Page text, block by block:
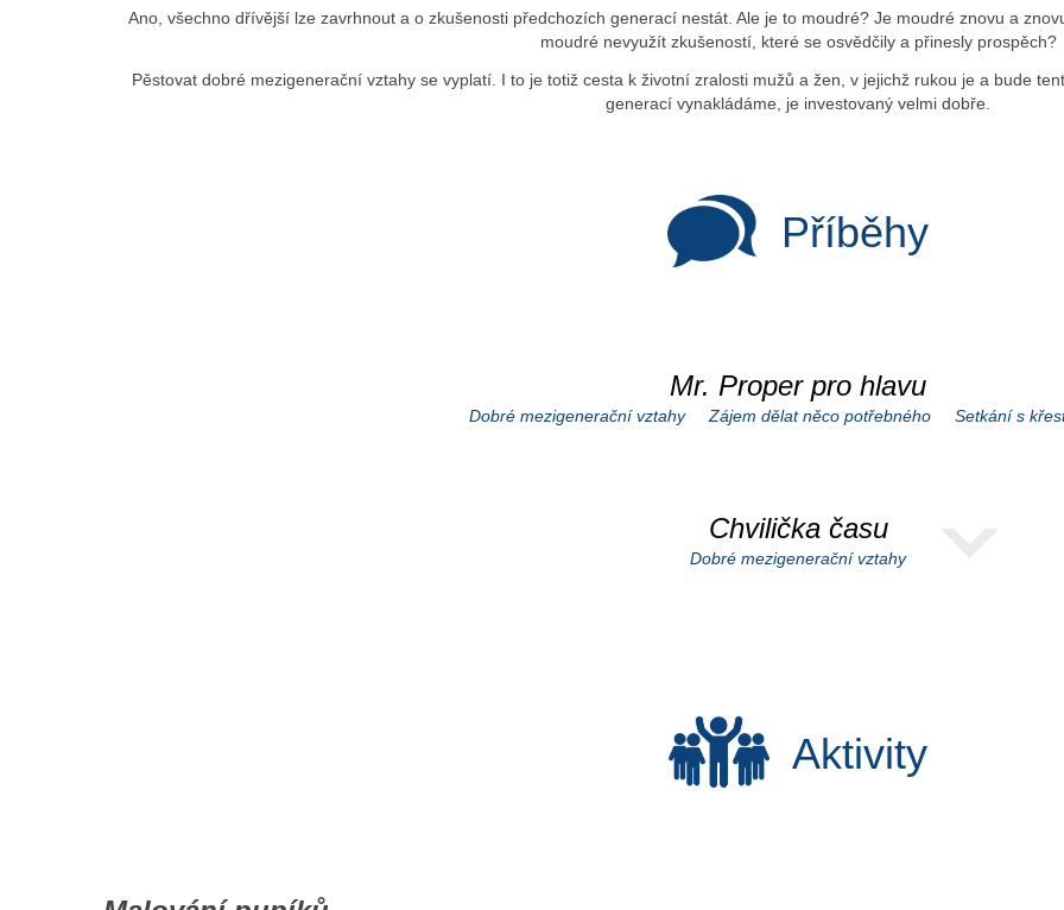
Ano, všechno dřívější lze zavrhnout a o zkušenosti předchozích generací nestát. Ale je to moudré? Je moudré znovu a
moudré nevyužít zkušeností, které se osvědčily a přinesly prospěch?
Pěstovat dobré mezigenerační vztahy se vyplatí. I to je totiž cesta k životní zralosti mužů a žen, v jejichž rukou je a bude
generací vynakládáme, je investovaný velmi dobře.
Příběhy
Mr. Proper pro hlavu
Dobré mezigenerační vztahy Zájem dělat něco potřebného Setkání s
Chvilička času
Dobré mezigenerační vztahy
Aktivity